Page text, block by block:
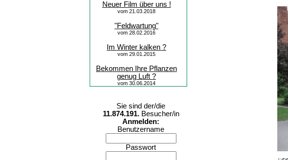
Neuer Film über uns !
vom 21.03.2018
"Feldwartung"
vom 28.02.2016
Im Winter kalken ?
vom 29.01.2015
Bekommen Ihre Pflanzen
genug Luft ?
vom 30.06.2014
Sie sind der/die
11.874.191.Besucher/in
Anmelden:
Benutzername
Passwort